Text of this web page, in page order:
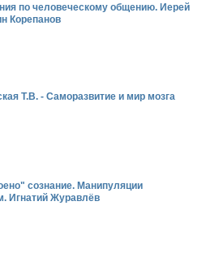
по человеческому общению. Иерей
Корепанов
Т.В. - Саморазвитие и мир мозга
сознание. Манипуляции
Игнатий Журавлёв